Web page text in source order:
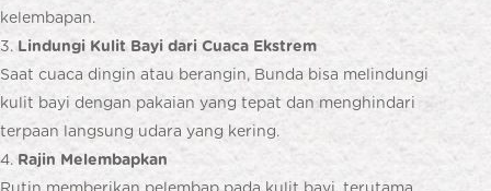
kelembapan.
Lindungi Kulit Bayi dari Cuaca Ekstrem
Saat cuaca dingin atau berangin, Bunda bisa melindungi
kulit bayi dengan pakaian yang tepat dan menghindari
terpaan langsung udara yang kering.
Rajin Melembapkan
Rutin memberikan pelembap pada kulit bayi, terutama